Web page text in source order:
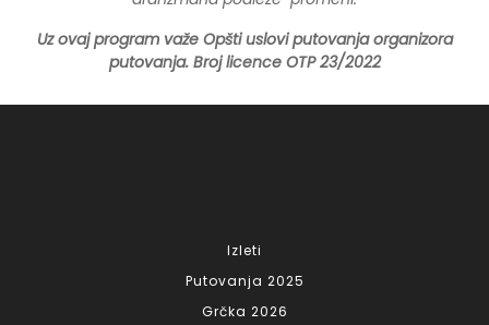
Uz ovaj program važe Opšti uslovi putovanja organizora
putovanja. Broj licence OTP 23/2022
Izleti
Putovanja 2025
Grčka 2026